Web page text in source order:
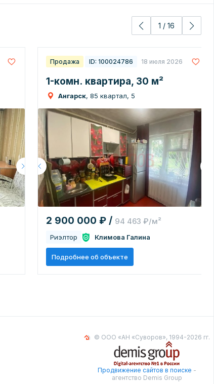
1 / 16
Продажа ID: 100024786 18 июля 2026
1-комн. квартира, 30 м²
Ангарск, 85 квартал, 5
2 900 000 ₽ / 94 463 ₽/м²
Риэлтор Климова Галина
Подробнее об объекте
© ООО «АН «Суворов», 1994-2026 гг.
Продвижение сайтов в поиске -
агентство Demis Group